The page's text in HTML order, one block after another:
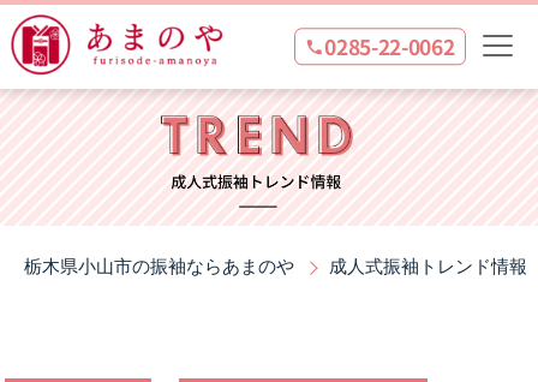
0285-22-0062
栃木県小山市の振袖ならあまのや 成人式振袖トレンド情報